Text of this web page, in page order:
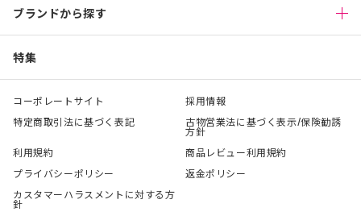
ブランドから探す
特集
コーポレートサイト
採用情報
特定商取引法に基づく表記
古物営業法に基づく表示/保険勧誘
方針
利用規約
商品レビュー利用規約
プライバシーポリシー
返金ポリシー
カスタマーハラスメントに対する方
針